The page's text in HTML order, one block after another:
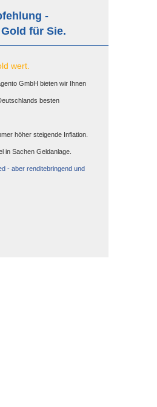
-
für Sie.
wert.
GmbH bieten wir Ihnen
besten
höher steigende Inflation.
in Sachen Geldanlage.
- aber renditebringend und